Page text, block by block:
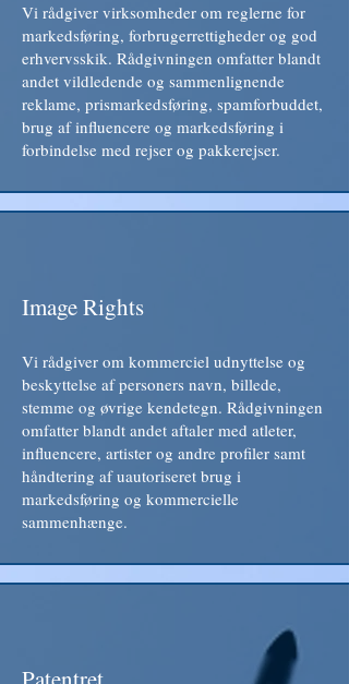
Vi rådgiver virksomheder om reglerne for
markedsføring, forbrugerrettigheder og god
erhvervsskik. Rådgivningen omfatter blandt
andet vildledende og sammenlignende
reklame, prismarkedsføring, spamforbuddet,
brug af influencere og markedsføring i
forbindelse med rejser og pakkerejser.
Image Rights
Vi rådgiver om kommerciel udnyttelse og
beskyttelse af personers navn, billede,
stemme og øvrige kendetegn. Rådgivningen
omfatter blandt andet aftaler med atleter,
influencere, artister og andre profiler samt
håndtering af uautoriseret brug i
markedsføring og kommercielle
sammenhænge.